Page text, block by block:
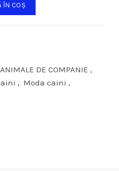
ÎN COȘ
DE COMPANIE ,
, Moda caini ,